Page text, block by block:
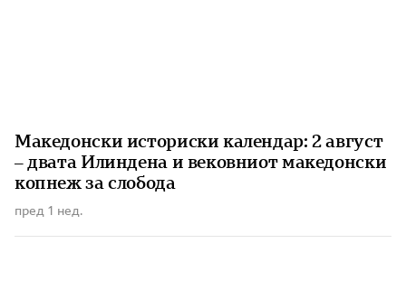
Македонски историски календар: 2 август
– двата Илиндена и вековниот македонски
копнеж за слобода
пред 1 нед.